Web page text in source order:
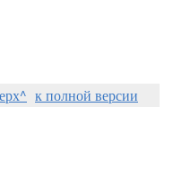
к полной версии